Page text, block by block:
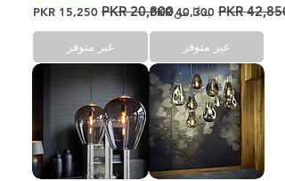
سعر عادي
سعر البيع‏40,300 PKR
غير متوفر
بدءًا من
سعر عادي
سعر البيع
غير متوفر